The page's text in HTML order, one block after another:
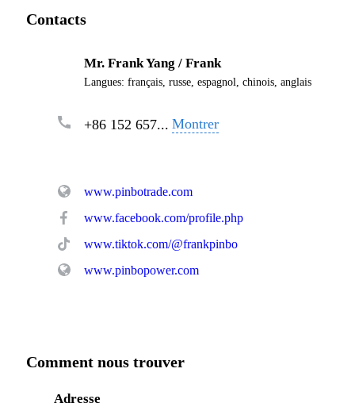
Contacts
Mr. Frank Yang / Frank
Langues: français, russe, espagnol, chinois, anglais
+86 152 657... Montrer
www.pinbotrade.com
www.facebook.com/profile.php
www.tiktok.com/@frankpinbo
www.pinbopower.com
Comment nous trouver
Adresse